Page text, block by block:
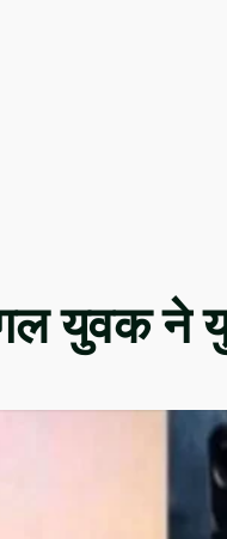
युवक ने